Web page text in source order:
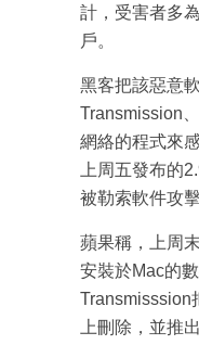
計，受害者多
戶。
黑客把該惡意
Transmission
網絡的程式來
上周五發布的
被勒索軟件攻擊
蘋果稱，上周
安裝於Mac的
Transmisssion
上刪除，並推